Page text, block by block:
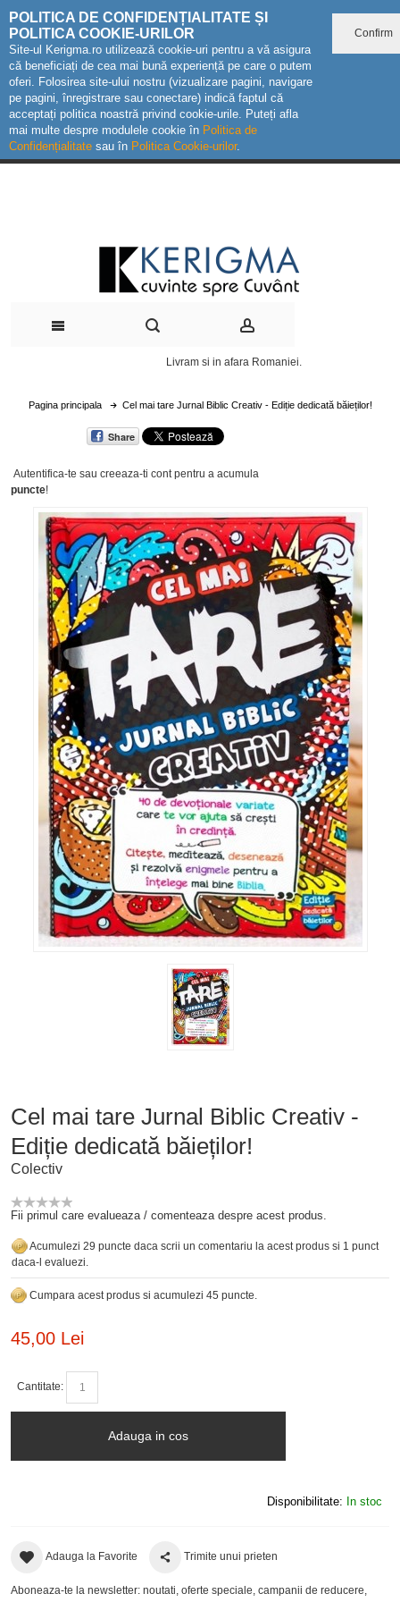
POLITICA DE CONFIDENȚIALITATE ȘI
POLITICA COOKIE-URILOR
Site-ul Kerigma.ro utilizează cookie-uri pentru a vă asigura
că beneficiați de cea mai bună experiență pe care o putem
oferi. Folosirea site-ului nostru (vizualizare pagini, navigare
pe pagini, înregistrare sau conectare) indică faptul că
acceptați politica noastră privind cookie-urile. Puteți afla
mai multe despre modulele cookie în Politica de
Confidențialitate sau în Politica Cookie-urilor.
Confirm
Livram si in afara Romaniei.
Pagina principala Cel mai tare Jurnal Biblic Creativ - Ediție dedicată băieților!
Share
Autentifica-te sau creeaza-ti contpentru a acumula
puncte!
Cel mai tare Jurnal Biblic Creativ -
Ediție dedicată băieților!
Colectiv
Fii primul care evalueaza / comenteaza despre acest produs.
Acumulezi 29 puncte daca scrii un comentariu la acest produs si 1 punct
daca-l evaluezi.
Cumpara acest produs si acumulezi 45 puncte.
45,00 Lei
Cantitate:
Adauga in cos
Disponibilitate: In stoc
Adauga la Favorite Trimite unui prieten
Aboneaza-te la newsletter: noutati, oferte speciale, campanii de reducere,